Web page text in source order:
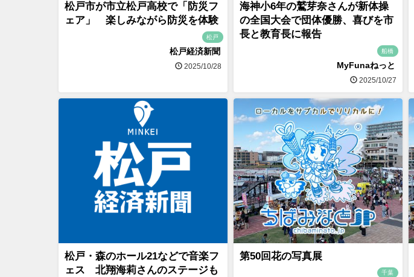
松戸市が市立松戸高校で「防災フ
ェア」 楽しみながら防災を体験
松戸
松戸経済新聞
2025/10/28
海神小6年の鷲芽奈さんが新体操
の全国大会で団体優勝、喜びを市
長と教育長に報告
船橋
MyFunaねっと
2025/10/27
松戸・森のホール21などで音楽フ
ェス 北翔海莉さんのステージも
第50回花の写真展
千葉